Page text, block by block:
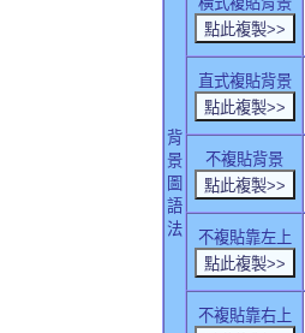
背
景
圖
語
法
直式複貼背景
不複貼背景
不複貼靠左上
不複貼靠右上